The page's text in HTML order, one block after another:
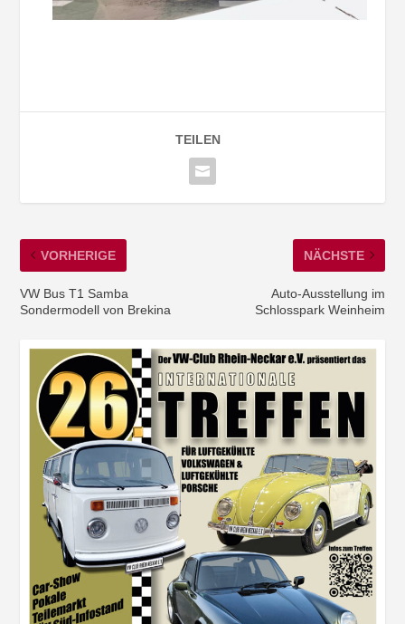
TEILEN
VORHERIGE
VW Bus T1 Samba
Sondermodell von Brekina
NÄCHSTE
Auto-Ausstellung im
Schlosspark Weinheim